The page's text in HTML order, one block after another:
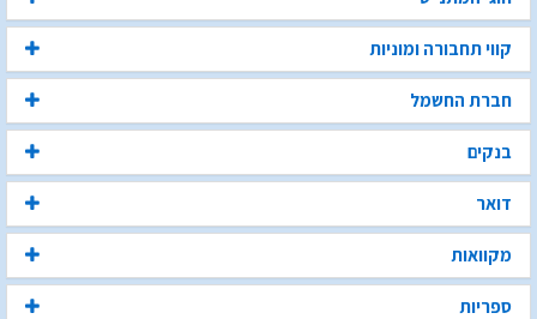
קווי תחבורה ומוניות
חברת החשמל
בנקים
דואר
מקוואות
ספריות